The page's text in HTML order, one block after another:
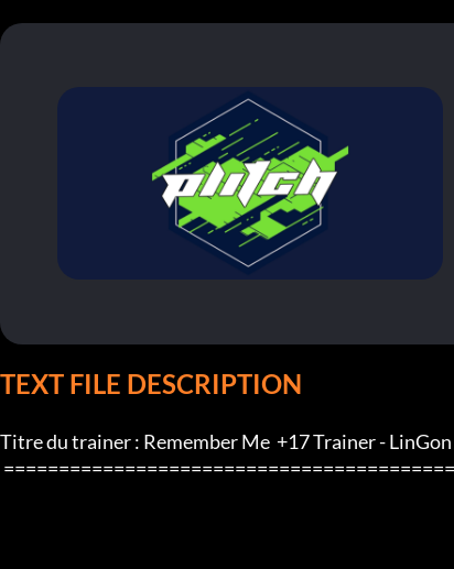
TEXT FILE DESCRIPTION
Titre du trainer : Remember Me  +17 Trainer - LinGon